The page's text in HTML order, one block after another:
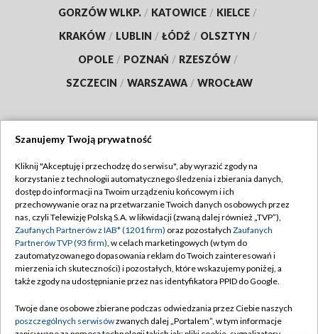
GORZÓW WLKP. / KATOWICE / KIELCE /
KRAKÓW / LUBLIN / ŁÓDŹ / OLSZTYN /
OPOLE / POZNAŃ / RZESZÓW /
SZCZECIN / WARSZAWA / WROCŁAW
TVP
Abonament TVP
Emisja w TVP
Centrum informacji TVP
Naziemna Telewizja Cyfrowa
Rada Programowa
Regulamin TVP
Polityka prywatności
Moje zgody
Pomoc
Kontakt
Szanujemy Twoją prywatność
Kliknij "Akceptuję i przechodzę do serwisu", aby wyrazić zgody na
korzystanie z technologii automatycznego śledzenia i zbierania danych,
dostęp do informacji na Twoim urządzeniu końcowym i ich
przechowywanie oraz na przetwarzanie Twoich danych osobowych przez
nas, czyli Telewizję Polską S.A. w likwidacji (zwaną dalej również „TVP”),
Zaufanych Partnerów z IAB* (1201 firm) oraz pozostałych Zaufanych
Partnerów TVP (93 firm), w celach marketingowych (w tym do
zautomatyzowanego dopasowania reklam do Twoich zainteresowań i
mierzenia ich skuteczności) i pozostałych, które wskazujemy poniżej, a
także zgody na udostępnianie przez nas identyfikatora PPID do Google.
Twoje dane osobowe zbierane podczas odwiedzania przez Ciebie naszych
poszczególnych serwisówzwanych dalej „Portalem”, w tym informacje